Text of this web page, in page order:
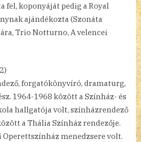
fel, koponyáját pedig a Royal
ajándékozta (Szonáta
Trio Notturno, A velencei
forgatókönyvíró, dramaturg,
1964-1968 között a Színház- és
hallgatója volt, színházrendező
a Thália Színház rendezője.
Operettszínház menedzsere volt.